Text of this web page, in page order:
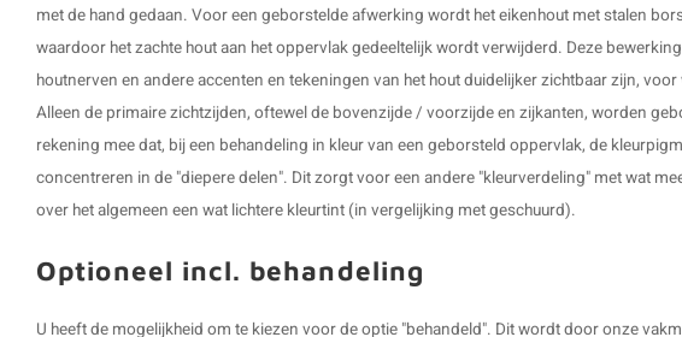
met de hand gedaan. Voor een geborstelde afwerking wordt het eikenhout met stalen
waardoor het zachte hout aan het oppervlak gedeeltelijk wordt verwijderd. Deze
houtnerven en andere accenten en tekeningen van het hout duidelijker zichtbaar zijn,
Alleen de primaire zichtzijden, oftewel de bovenzijde / voorzijde en zijkanten, worden
rekening mee dat, bij een behandeling in kleur van een geborsteld oppervlak, de
concentreren in de "diepere delen". Dit zorgt voor een andere "kleurverdeling" met wat
over het algemeen een wat lichtere kleurtint (in vergelijking met geschuurd).
Optioneel incl. behandeling
U heeft de mogelijkheid om te kiezen voor de optie "behandeld". Dit wordt door onze